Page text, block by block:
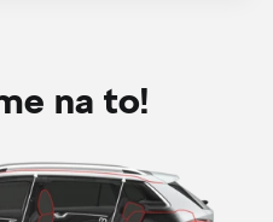
na to!